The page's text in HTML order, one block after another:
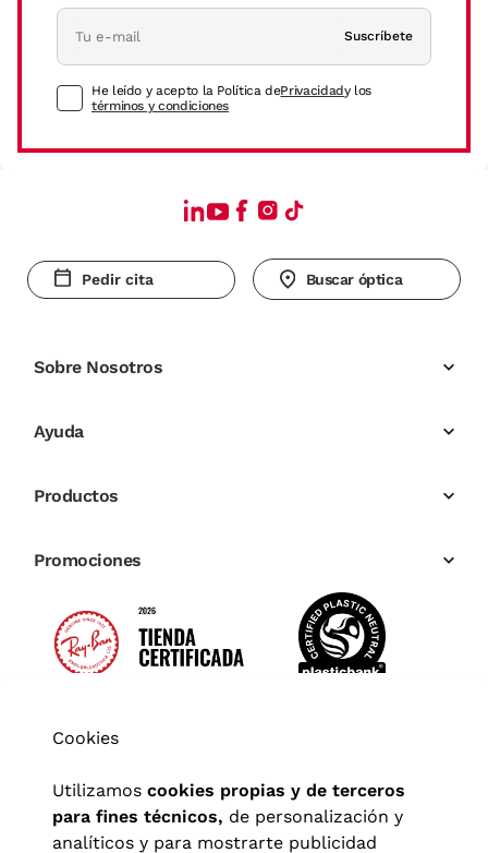
Suscríbete
He leído y acepto la Política dePrivacidady los
términos y condiciones
Pedir cita Buscar óptica
Sobre Nosotros
Ayuda
Productos
Promociones
Cookies
Utilizamos cookies propias y de terceros
para fines técnicos, de personalización y
analíticos y para mostrarte publicidad